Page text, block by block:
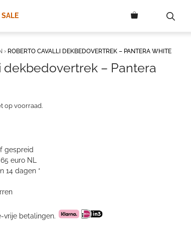
SALE
gespreid
euro NL
14 dagen *
vrije betalingen.
› ROBERTO CAVALLI DEKBEDOVERTREK – PANTERA WHITE
dekbedovertrek – Pantera
op voorraad.